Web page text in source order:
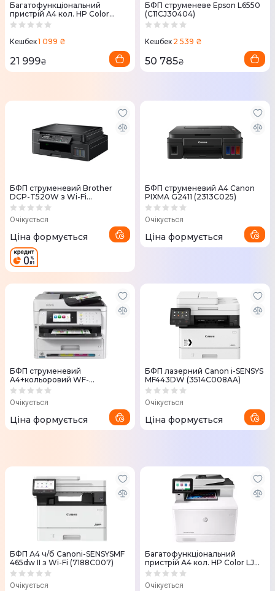
Багатофункціональний
пристрій А4 кол. HP Color
Laser 179fnw с Wi-Fi (4ZB97A)
Кешбек1 099 ₴
21 999₴
БФП струменеве Epson L6550
(C11CJ30404)
Кешбек 2 539 ₴
50 785₴
БФП струменевий Brother
DCP-T520W з Wi-Fi
(DCPT520WR1)
Очікується
Ціна формується
БФП струменевий А4 Canon
PIXMA G2411 (2313C025)
Очікується
Ціна формується
БФП струменевий
A4+кольоровий WF-
C5890DWF (C11CK23402)
Очікується
Ціна формується
БФП лазерний Canon i-SENSYS
MF443DW (3514C008AA)
Очікується
Ціна формується
БФП А4 ч/б Canoni-SENSYSMF
465dw II з Wi-Fi (7188C007)
Очікується
Багатофункціональний
пристрій А4 кол. HP Color LJ
Pro M479fdn (W1A79A)
Очікується